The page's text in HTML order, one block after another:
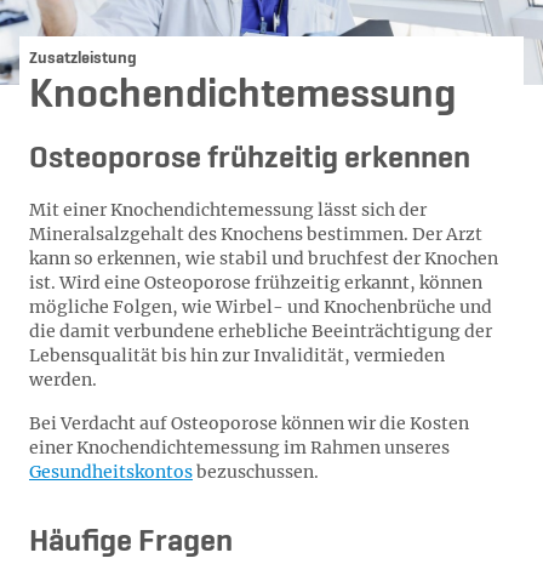
Zusatzleistung
Knochendichtemessung
Osteoporose frühzeitig erkennen
Mit einer Knochendichtemessung lässt sich der
Mineralsalzgehalt des Knochens bestimmen. Der Arzt
kann so erkennen, wie stabil und bruchfest der Knochen
ist. Wird eine Osteoporose frühzeitig erkannt, können
mögliche Folgen, wie Wirbel- und Knochenbrüche und
die damit verbundene erhebliche Beeinträchtigung der
Lebensqualität bis hin zur Invalidität, vermieden
werden.
Bei Verdacht auf Osteoporose können wir die Kosten
einer Knochendichtemessung im Rahmen unseres
Gesundheitskontosbezuschussen.
Häufige Fragen